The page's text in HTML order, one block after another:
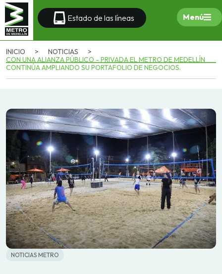
Estado de las líneas Menú
INICIO > NOTICIAS
>
CON UNA ALIANZA PÚBLICO - PRIVADA EL METRO DE MEDELLÍN
CONTINÚA AMPLIANDO SU PORTAFOLIO DE NEGOCIOS.
NOTICIAS METRO